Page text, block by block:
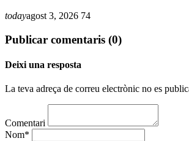
todayagost 3, 2026 74
Publicar comentaris (0)
Deixi una resposta
La teva adreça de correu electrònic no es
Comentari
Nom*